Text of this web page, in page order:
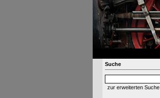
Suche
zur erweiterten Suche